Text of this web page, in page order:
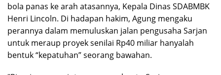
bola panas ke arah atasannya, Kepala Dinas SDABMBK
Henri Lincoln. Di hadapan hakim, Agung mengaku
perannya dalam memuluskan jalan pengusaha Sarjan
untuk meraup proyek senilai Rp40 miliar hanyalah
bentuk “kepatuhan” seorang bawahan.